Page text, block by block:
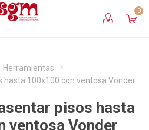
0
Herramientas
hasta 100x100 con ventosa Vonder
pisos hasta
ventosa Vonder